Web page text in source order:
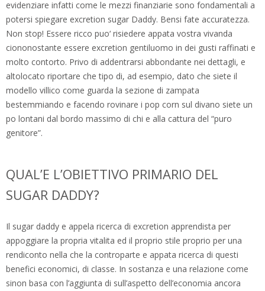
evidenziare infatti come le mezzi finanziarie sono fondamentali a
potersi spiegare excretion sugar Daddy. Bensi fate accuratezza.
Non stop! Essere ricco puo‘ risiedere appata vostra vivanda
ciononostante essere excretion gentiluomo in dei gusti raffinati e
molto contorto. Privo di addentrarsi abbondante nei dettagli, e
altolocato riportare che tipo di, ad esempio, dato che siete il
modello villico come guarda la sezione di zampata
bestemmiando e facendo rovinare i pop corn sul divano siete un
po lontani dal bordo massimo di chi e alla cattura del “puro
genitore”.
QUAL’E L’OBIETTIVO PRIMARIO DEL
SUGAR DADDY?
Il sugar daddy e appela ricerca di excretion apprendista per
appoggiare la propria vitalita ed il proprio stile proprio per una
rendiconto nella che la controparte e appata ricerca di questi
benefici economici, di classe. In sostanza e una relazione come
sinon basa con l’aggiunta di sull’aspetto dell’economia ancora